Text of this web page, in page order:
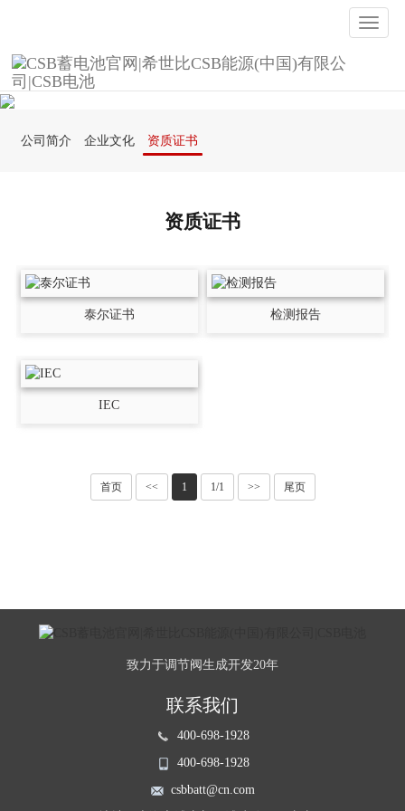
Toggle
公司简介 企业文化 资质证书
资质证书
泰尔证书 检测报告
IEC
首页 << 1 1/1 >> 尾页
致力于调节阀生成开发20年
联系我们
400-698-1928
400-698-1928
csbbatt@cn.com